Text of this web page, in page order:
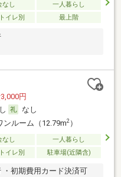
なし
一人暮らし
イレ別 最上階
円
なし
ンルーム（12.79m2）
なし
一人暮らし
イレ別 駐車場(近隣含)
初期費用カード決済可